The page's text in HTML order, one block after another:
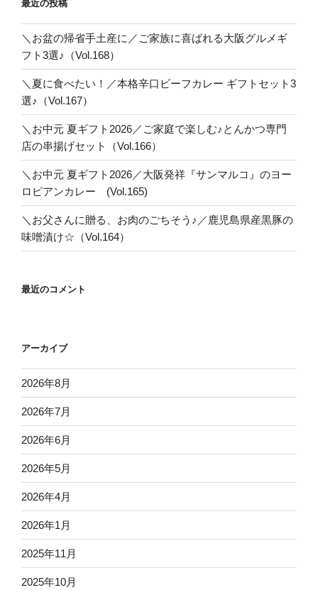
り
最近の投稿
＼お盆の帰省手土産に／ご家族に喜ばれる大阪グルメギ
フト3選♪（Vol.168）
＼夏に食べたい！／本格辛口ビーフカレー ギフトセット3
選♪（Vol.167）
＼お中元 夏ギフト2026／ご家庭で楽しむ♪とんかつ専門
店の串揚げセット（Vol.166）
＼お中元 夏ギフト2026／大阪発祥『サンマルコ』のヨー
ロピアンカレー (Vol.165)
＼お父さんに贈る、お肉のごちそう♪／鹿児島県産黒豚の
味噌漬け☆（Vol.164）
最近のコメント
アーカイブ
2026年8月
2026年7月
2026年6月
2026年5月
2026年4月
2026年1月
2025年11月
2025年10月